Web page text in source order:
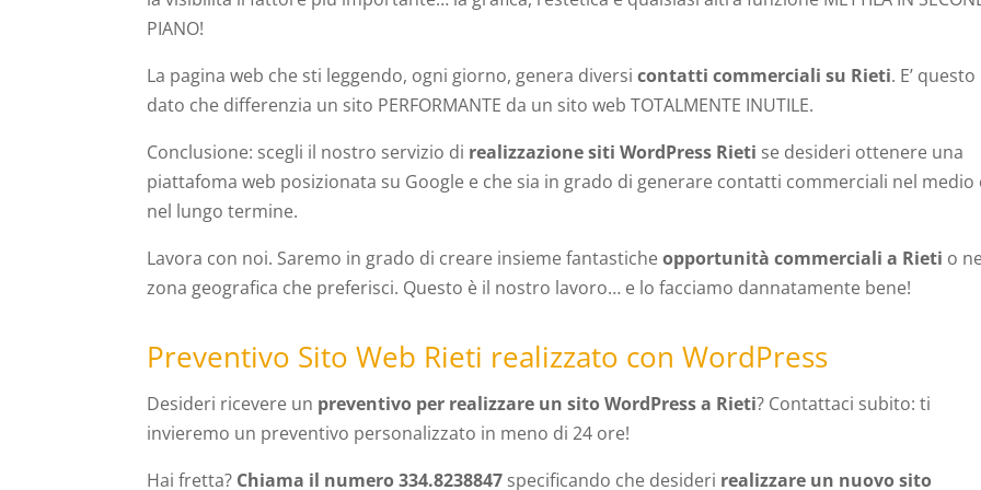
PIANO!
La pagina web che sti leggendo, ogni giorno, genera diversicontatti commerciali su Rieti. E’ questo
dato che differenzia un sito PERFORMANTE da un sito web TOTALMENTE INUTILE.
Conclusione: scegli il nostro servizio di realizzazione siti WordPress Rieti se desideri ottenere una
piattafoma web posizionata su Google e che sia in grado di generare contatti commerciali nel medio
nel lungo termine.
Lavora con noi. Saremo in grado di creare insieme fantasticheopportunità commerciali a Rieti o
zona geografica che preferisci. Questo è il nostro lavoro… e lo facciamo dannatamente bene!
Preventivo Sito Web Rieti realizzato con WordPress
Desideri ricevere un preventivo per realizzare un sito WordPress a Rieti? Contattaci subito: ti
invieremo un preventivo personalizzato in meno di 24 ore!
Hai fretta? Chiama il numero 334.8238847 specificando che desideri realizzare un nuovo sito